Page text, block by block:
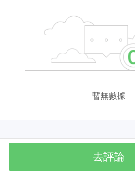
暫無數據
去評論